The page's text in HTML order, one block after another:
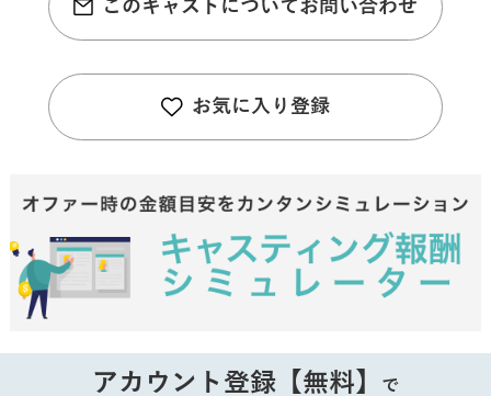
このキャストについてお問い合わせ
お気に入り登録
アカウント登録【無料】 で